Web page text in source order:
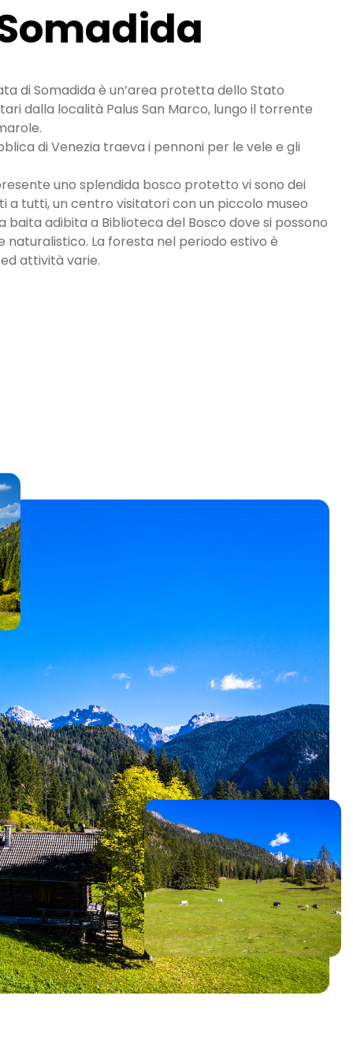
di Somadida è un’area protetta dello Stato
dalla località Palus San Marco, lungo il torrente
di Venezia traeva i pennoni per le vele e gli
uno splendida bosco protetto vi sono dei
a tutti, un centro visitatori con un piccolo museo
adibita a Biblioteca del Bosco dove si possono
La foresta nel periodo estivo è
attività varie.